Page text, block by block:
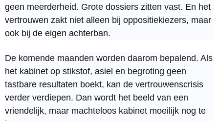
geen meerderheid. Grote dossiers zitten vast. En het
vertrouwen zakt niet alleen bij oppositiekiezers, maar
ook bij de eigen achterban.
De komende maanden worden daarom bepalend. Als
het kabinet op stikstof, asiel en begroting geen
tastbare resultaten boekt, kan de vertrouwenscrisis
verder verdiepen. Dan wordt het beeld van een
vriendelijk, maar machteloos kabinet moeilijk nog te